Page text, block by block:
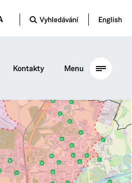
Vyhledávání English
Kontakty Menu